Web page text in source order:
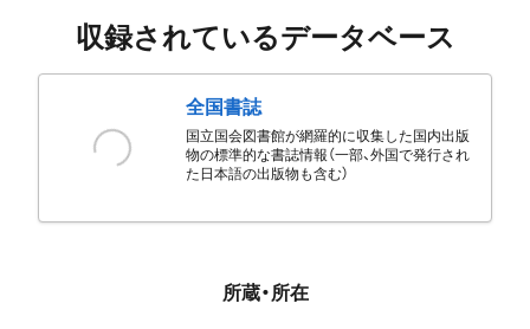
収録されているデータベース
全国書誌
国立国会図書館が網羅的に収集した国内出版
物の標準的な書誌情報（一部、外国で発行され
た日本語の出版物も含む）
所蔵・所在